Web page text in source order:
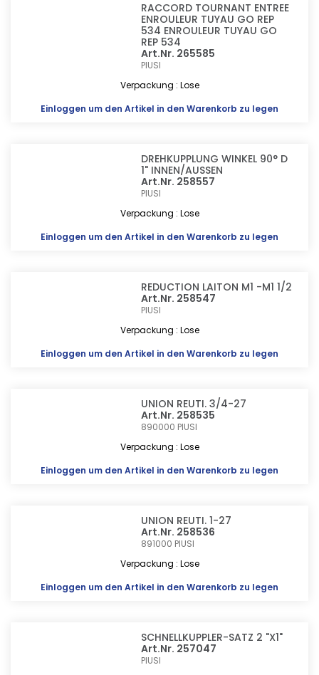
RACCORD TOURNANT ENTREE
ENROULEUR TUYAU GO REP
534 ENROULEUR TUYAU GO
REP 534
Art.Nr. 265585
PIUSI
Verpackung : Lose
Einloggen um den Artikel in den Warenkorb zu legen
DREHKUPPLUNG WINKEL 90° D
1" INNEN/AUSSEN
Art.Nr. 258557
PIUSI
Verpackung : Lose
Einloggen um den Artikel in den Warenkorb zu legen
REDUCTION LAITON M1 -M1 1/2
Art.Nr. 258547
PIUSI
Verpackung : Lose
Einloggen um den Artikel in den Warenkorb zu legen
UNION REUTI. 3/4-27
Art.Nr. 258535
890000 PIUSI
Verpackung : Lose
Einloggen um den Artikel in den Warenkorb zu legen
UNION REUTI. 1-27
Art.Nr. 258536
891000 PIUSI
Verpackung : Lose
Einloggen um den Artikel in den Warenkorb zu legen
SCHNELLKUPPLER-SATZ 2 "X1"
Art.Nr. 257047
PIUSI